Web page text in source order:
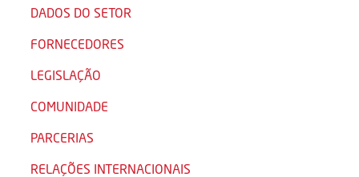
DADOS DO SETOR
FORNECEDORES
LEGISLAÇÃO
COMUNIDADE
PARCERIAS
RELAÇÕES INTERNACIONAIS